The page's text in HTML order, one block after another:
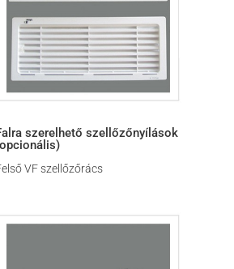
szerelhető szellőzőnyílások
VF szellőzőrács